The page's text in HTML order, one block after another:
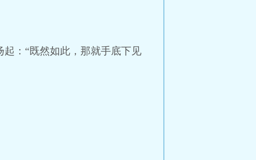
：“既然如此，那就手底下见